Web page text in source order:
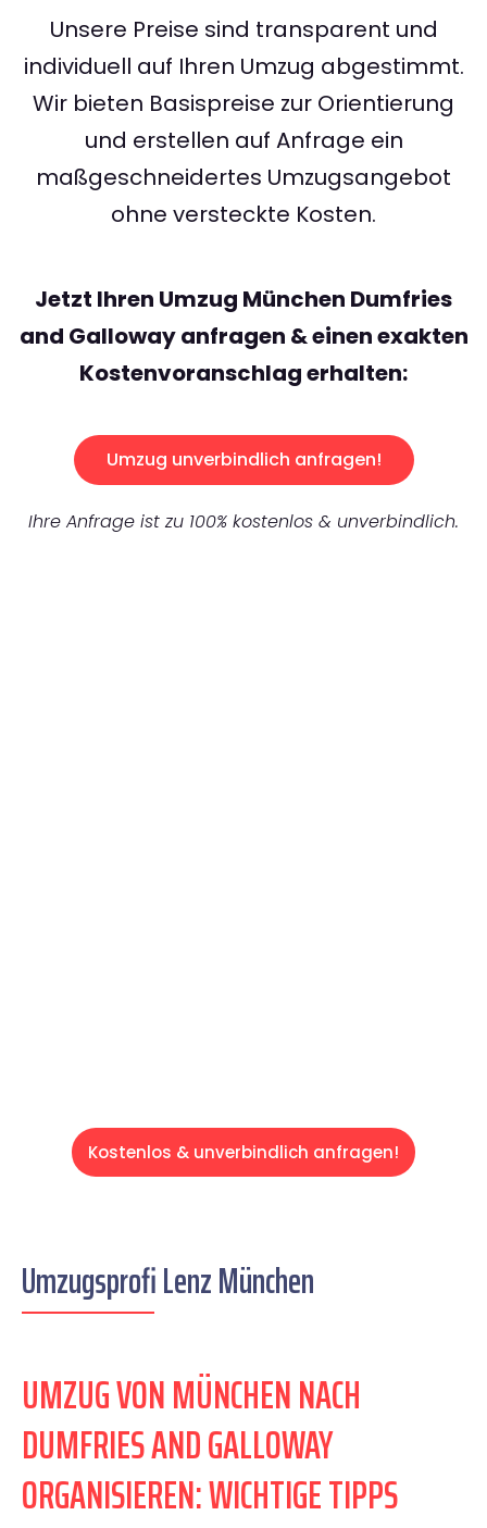
Unsere Preise sind transparent und
individuell auf Ihren Umzug abgestimmt.
Wir bieten Basispreise zur Orientierung
und erstellen auf Anfrage ein
maßgeschneidertes Umzugsangebot
ohne versteckte Kosten.
Jetzt Ihren Umzug München Dumfries
and Galloway anfragen & einen exakten
Kostenvoranschlag erhalten:
Umzug unverbindlich anfragen!
Ihre Anfrage ist zu 100% kostenlos & unverbindlich.
Kostenlos & unverbindlich anfragen!
Umzugsprofi Lenz München
UMZUG VON MÜNCHEN NACH
DUMFRIES AND GALLOWAY
ORGANISIEREN: WICHTIGE TIPPS